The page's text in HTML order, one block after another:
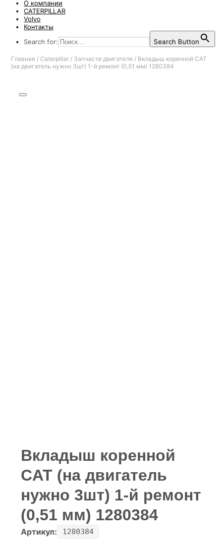
О компании
CATERPILLAR
Volvo
Контакты
Search for:
Search Button
Главная / Caterpillar / Запчасти двигателя / Вкладыш коренной CAT
(на двигатель нужно 3шт) 1-й ремонт (0,51 мм) 1280384
Вкладыш коренной
CAT (на двигатель
нужно 3шт) 1-й ремонт
(0,51 мм) 1280384
Артикул: 1280384